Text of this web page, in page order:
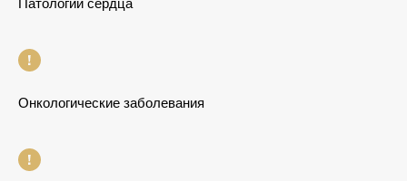
Патологии сердца
Онкологические заболевания